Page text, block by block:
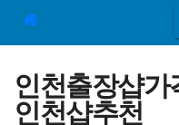
인천출장샵
인천샵추천